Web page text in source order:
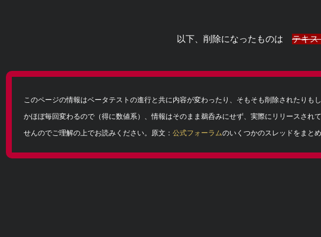
以下、削除になったものは テキス
このページの情報はベータテストの進行と共に内容が変わったり、そもそも削除されたり
かほぼ毎回変わるので（得に数値系）、情報はそのまま鵜呑みにせず、実際にリリースさ
せんのでご理解の上でお読みください。原文： 公式フォーラムのいくつかのスレッドをまと